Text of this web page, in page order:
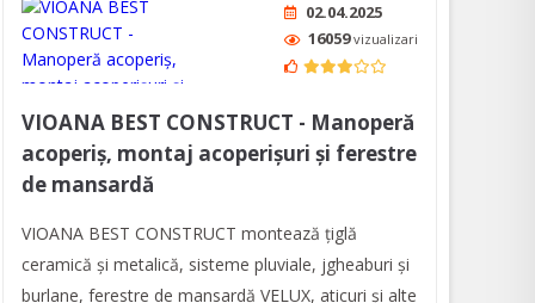
02.04.2025
16059vizualizari
VIOANA BEST CONSTRUCT - Manoperă
acoperiș, montaj acoperișuri și ferestre
de mansardă
VIOANA BEST CONSTRUCT montează țiglă
ceramică și metalică, sisteme pluviale, jgheaburi și
burlane, ferestre de mansardă VELUX, aticuri și alte